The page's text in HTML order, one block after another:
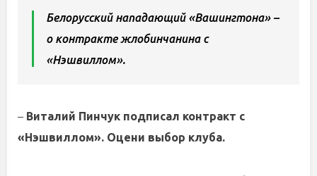
Белорусский нападающий «Вашингтона» –
о контракте жлобинчанина с
«Нэшвиллом».
– Виталий Пинчук подписал контракт с
«Нэшвиллом». Оцени выбор клуба.